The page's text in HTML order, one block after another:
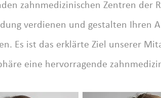
zahnmedizinischen Zentren der
verdienen und gestalten Ihren
Es ist das erklärte Ziel unserer
eine hervorragende